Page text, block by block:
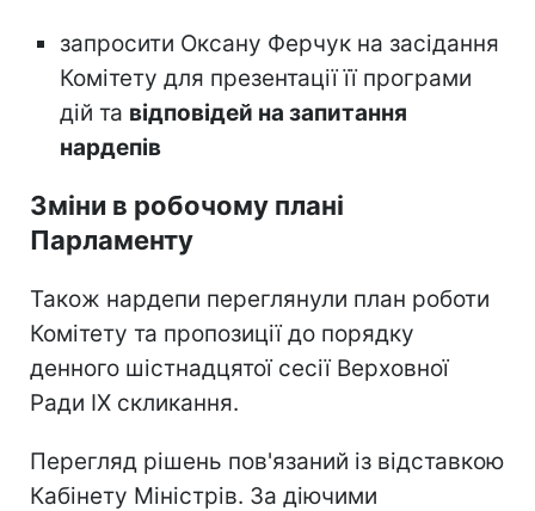
запросити Оксану Ферчук на засідання
Комітету для презентації її програми
дій та відповідей на запитання
нардепів
Зміни в робочому плані
Парламенту
Також нардепи переглянули план роботи
Комітету та пропозиції до порядку
денного шістнадцятої сесії Верховної
Ради IX скликання.
Перегляд рішень пов'язаний із відставкою
Кабінету Міністрів. За діючими